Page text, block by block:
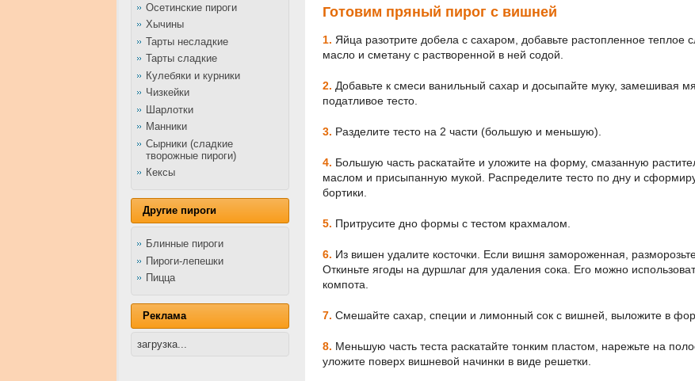
Осетинские пироги
Хычины
Тарты несладкие
Тарты сладкие
Кулебяки и курники
Чизкейки
Шарлотки
Манники
Сырники (сладкие
творожные пироги)
Кексы
Другие пироги
Блинные пироги
Пироги-лепешки
Пицца
Реклама
загрузка...
Готовим пряный пирог с вишней
1. Яйца разотрите добела с сахаром, добавьте растопленное теплое
масло и сметану с растворенной в ней содой.
2. Добавьте к смеси ванильный сахар и досыпайте муку, замешивая
податливое тесто.
3. Разделите тесто на 2 части (большую и меньшую).
4. Большую часть раскатайте и уложите на форму, смазанную
маслом и присыпанную мукой. Распределите тесто по дну и
бортики.
5. Притрусите дно формы с тестом крахмалом.
6. Из вишен удалите косточки. Если вишня замороженная,
Откиньте ягоды на дуршлаг для удаления сока. Его можно
компота.
7. Смешайте сахар, специи и лимонный сок с вишней, выложите в
8. Меньшую часть теста раскатайте тонким пластом, нарежьте на
уложите поверх вишневой начинки в виде решетки.